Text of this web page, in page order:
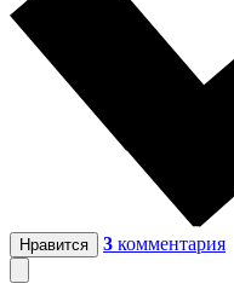
Нравится 3 комментария